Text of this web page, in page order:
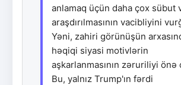
anlamaq üçün daha çox sübut
araşdırılmasının vacibliyini
Yəni, zahiri görünüşün
həqiqi siyasi motivlərin
aşkarlanmasının zəruriliyi önə
Bu, yalnız Trump'ın fərdi